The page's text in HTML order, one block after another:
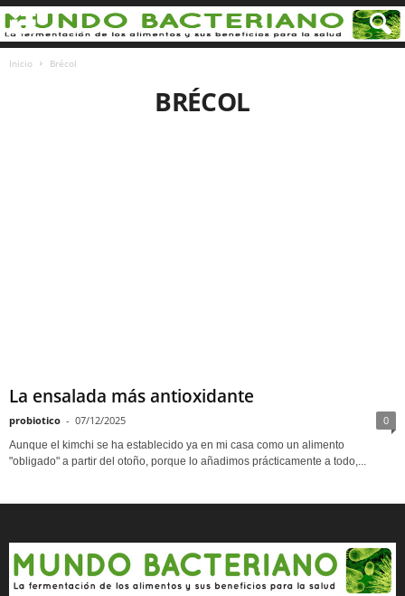
Inicio Brécol
BRÉCOL
La ensalada más antioxidante
probiotico - 07/12/2025 0
Aunque el kimchi se ha establecido ya en mi casa como un alimento
"obligado" a partir del otoño, porque lo añadimos prácticamente a todo,...